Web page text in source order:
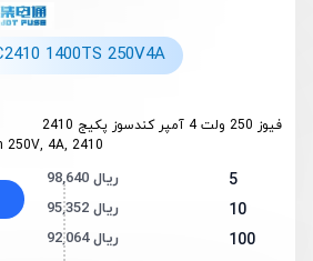
1400TS 250V4A
فیوز 250 ولت 4 آمپر کندسوز پکیج 2410
250V, 4A, 2410
5 98,640 ریال
10 95,352 ریال
100 92,064 ریال